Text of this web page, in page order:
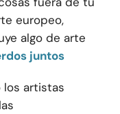
europeo,
algo de arte
juntos
los artistas